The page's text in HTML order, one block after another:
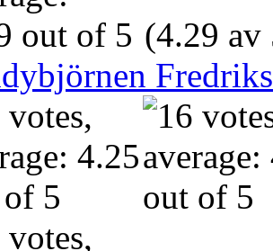
(4.29 av